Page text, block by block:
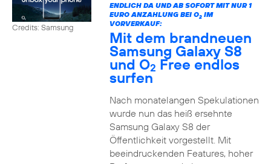
Credits: Samsung
ENDLICH DA UND AB SOFORT MIT NUR 1
EURO ANZAHLUNG BEI O2IM
VORVERKAUF:
Mit dem brandneuen
Samsung Galaxy S8
und O2 Free endlos
surfen
Nach monatelangen Spekulationen
wurde nun das heiß ersehnte
Samsung Galaxy S8 der
Öffentlichkeit vorgestellt. Mit
beeindruckenden Features, hoher